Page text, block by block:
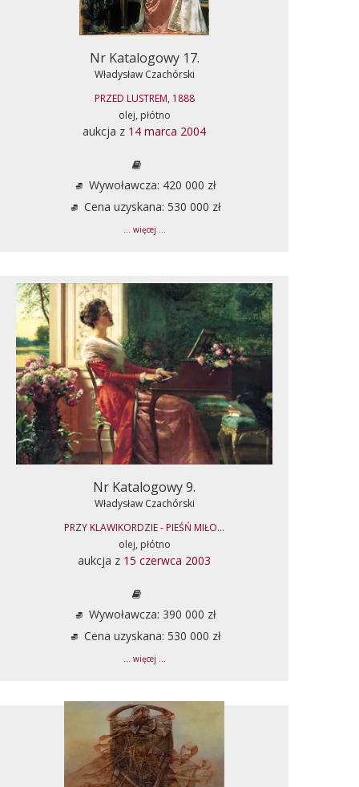
Nr Katalogowy 17.
Władysław Czachórski
PRZED LUSTREM, 1888
olej, płótno
aukcja z 14 marca 2004
Wywoławcza: 420 000 zł
Cena uzyskana: 530 000 zł
... więcej ...
Nr Katalogowy 9.
Władysław Czachórski
PRZY KLAWIKORDZIE - PIEŚŃ MIŁO...
olej, płótno
aukcja z 15 czerwca 2003
Wywoławcza: 390 000 zł
Cena uzyskana: 530 000 zł
... więcej ...